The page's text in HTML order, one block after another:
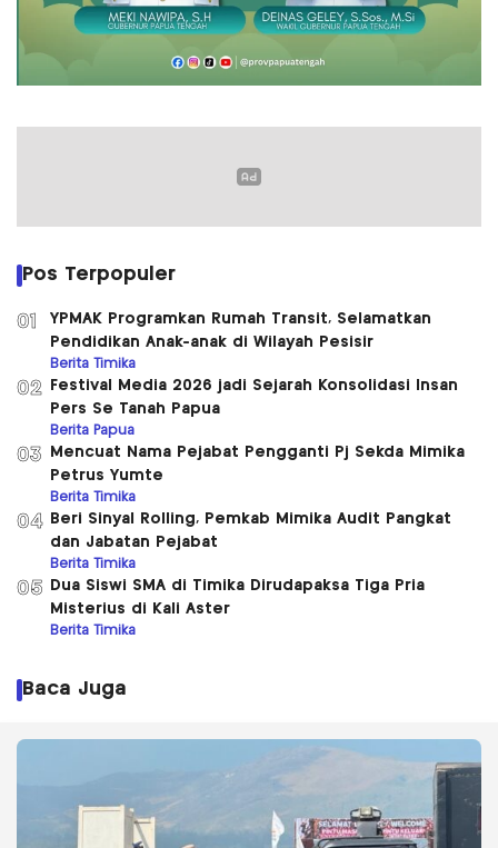
Pos Terpopuler
01
YPMAK Programkan Rumah Transit, Selamatkan
Pendidikan Anak-anak di Wilayah Pesisir
Berita Timika
02
Festival Media 2026 jadi Sejarah Konsolidasi Insan
Pers Se Tanah Papua
Berita Papua
03
Mencuat Nama Pejabat Pengganti Pj Sekda Mimika
Petrus Yumte
Berita Timika
04
Beri Sinyal Rolling, Pemkab Mimika Audit Pangkat
dan Jabatan Pejabat
Berita Timika
05
Dua Siswi SMA di Timika Dirudapaksa Tiga Pria
Misterius di Kali Aster
Berita Timika
Baca Juga